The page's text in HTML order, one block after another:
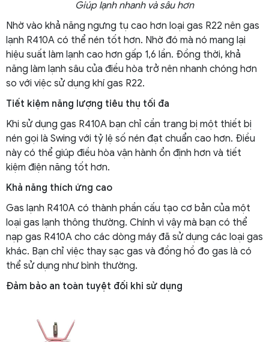
Giúp lạnh nhanh và sâu hơn
Nhờ vào khả năng ngưng tụ cao hơn loại gas R22 nên gas
lạnh R410A có thể nén tốt hơn. Nhờ đó mà nó mang lại
hiệu suất làm lạnh cao hơn gấp 1,6 lần. Đồng thời, khả
năng làm lạnh sâu của điều hòa trở nên nhanh chóng hơn
so với việc sử dụng khí gas R22.
Tiết kiệm năng lượng tiêu thụ tối đa
Khi sử dụng gas R410A bạn chỉ cần trang bị một thiết bị
nén gọi là Swing với tỷ lệ số nén đạt chuẩn cao hơn. Điều
này có thể giúp điều hòa vận hành ổn định hơn và tiết
kiệm điện năng tốt hơn.
Khả năng thích ứng cao
Gas lạnh R410A có thành phần cấu tạo cơ bản của một
loại gas lạnh thông thường. Chính vì vậy mà bạn có thể
nạp gas R410A cho các dòng máy đã sử dụng các loại gas
khác. Bạn chỉ việc thay sạc gas và đồng hồ đo gas là có
thể sử dụng như bình thường.
Đảm bảo an toàn tuyệt đối khi sử dụng